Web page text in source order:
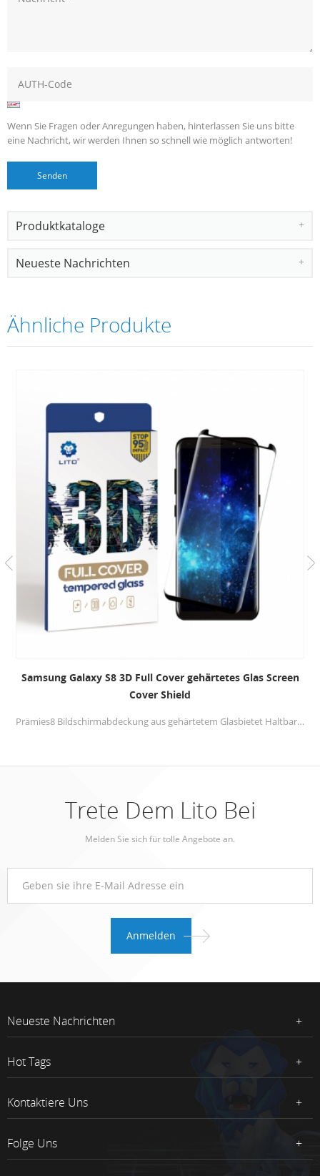
Wenn Sie Fragen oder Anregungen haben, hinterlassen Sie uns bitte
eine Nachricht, wir werden Ihnen so schnell wie möglich antworten!
Produktkataloge
Neueste Nachrichten
Ähnliche Produkte
Samsung Galaxy S8 3D Full Cover gehärtetes Glas Screen
Cover Shield
Prämies8 Bildschirmabdeckung aus gehärtetem Glasbietet Haltbarkeit und bietet beispiellosen Kratzschutz. Glas mit vollem Kleber, wird die beste Berührung für Ihr Mobiltelefon zur Verfügung stellen.
Trete Dem Lito Bei
Melden Sie sich für tolle Angebote an.
Neueste Nachrichten
Hot Tags
Kontaktiere Uns
Folge Uns